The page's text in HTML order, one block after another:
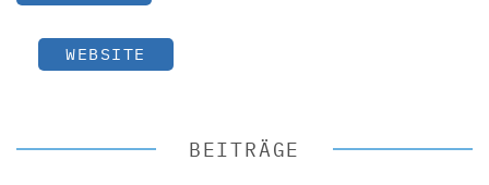
WEBSITE
BEITRÄGE